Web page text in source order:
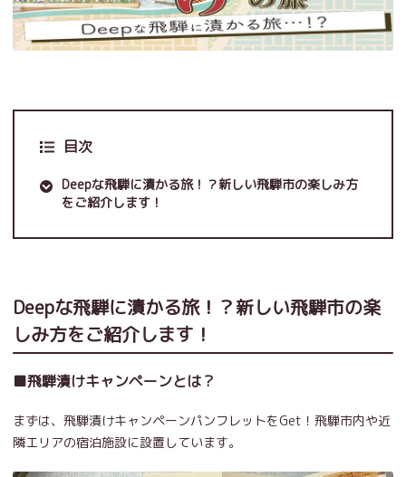
目次
Deepな飛騨に漬かる旅！？新しい飛騨市の楽しみ方
をご紹介します！
Deepな飛騨に漬かる旅！？新しい飛騨市の楽
しみ方をご紹介します！
■飛騨漬けキャンペーンとは？
まずは、飛騨漬けキャンペーンパンフレットをGet！飛騨市内や近
隣エリアの宿泊施設に設置しています。